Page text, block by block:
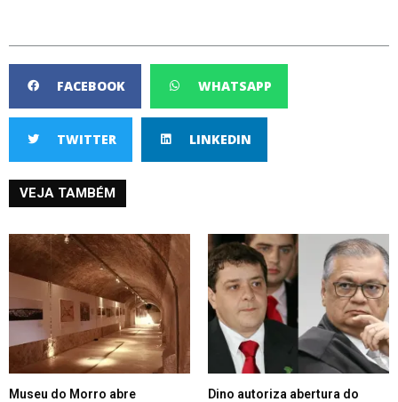
FACEBOOK WHATSAPP
TWITTER LINKEDIN
VEJA TAMBÉM
Museu do Morro abre
Dino autoriza abertura do